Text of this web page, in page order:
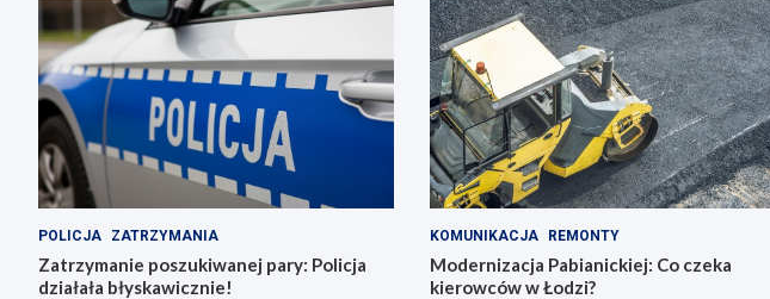
POLICJA ZATRZYMANIA
Zatrzymanie poszukiwanej pary: Policja
działała błyskawicznie!
KOMUNIKACJA REMONTY
Modernizacja Pabianickiej: Co czeka
kierowców w Łodzi?